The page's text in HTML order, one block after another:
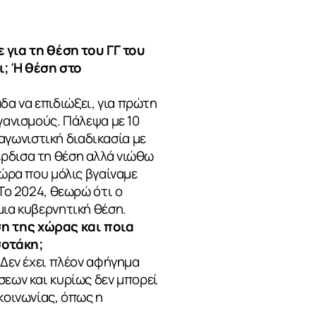
τη θέση του ΓΓ του
Ή θέση στο
να επιδιώξει, για πρώτη
Πάλεψα με 10
διαδικασία με
τη θέση αλλά νιώθω
που μόλις βγαίναμε
2024, θεωρώ ότι ο
κυβερνητική θέση.
της χώρας και ποια
έχει πλέον αφήγημα
και κυρίως δεν μπορεί
όπως η